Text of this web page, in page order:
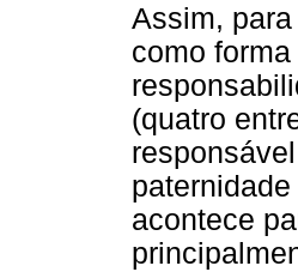
Assim,
como
(quatro
acontece